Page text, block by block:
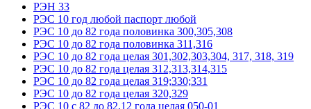
РЭН 33
РЭС 10 год любой паспорт любой
РЭС 10 до 82 года половинка 300,305,308
РЭС 10 до 82 года половинка 311,316
РЭС 10 до 82 года целая 301,302,303,304, 317, 318, 319
РЭС 10 до 82 года целая 312,313,314,315
РЭС 10 до 82 года целая 319;330;331
РЭС 10 до 82 года целая 320,329
РЭС 10 с 82 до 82.12 года целая 050-01